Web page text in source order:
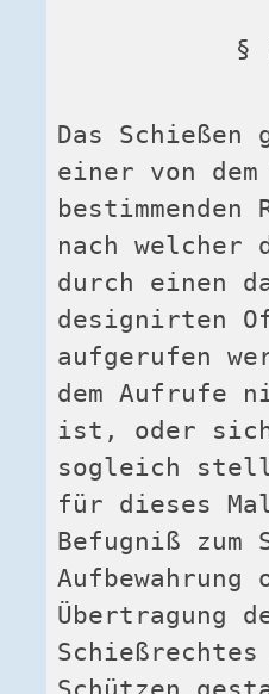
§
Das Schießen
einer von
nach
durch einen
designirten
aufgerufen
dem Aufrufe
ist, oder
sogleich
für dieses
Befugniß zum
Aufbewahrung
Übertragung